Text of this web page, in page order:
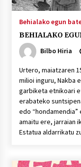
Behialako egun
BEHIALAKO
Bilbo Hiria
Urtero, maiatzaren
milioi inguru, Nakba
garbiketa etnikoari
erabateko
edo “hondamendia”
amaitu ere, jarraian
Estatua aldarrikatu